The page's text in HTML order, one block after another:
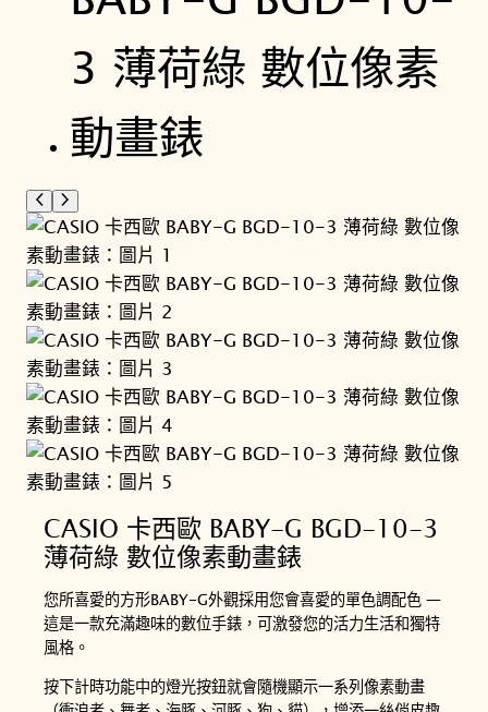
CASIO 卡西歐 BABY-G BGD-10-3
薄荷綠 數位像素動畫錶
您所喜愛的方形BABY-G外觀採用您會喜愛的單色調配色 —
這是一款充滿趣味的數位手錶，可激發您的活力生活和獨特
風格。
按下計時功能中的燈光按鈕就會隨機顯示一系列像素動畫